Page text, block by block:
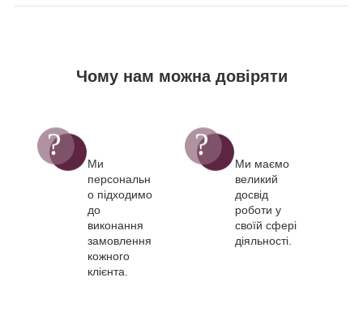
Чому нам можна довіряти
Ми
персональн
о підходимо
до
виконання
замовлення
кожного
клієнта.
Ми маємо
великий
досвід
роботи у
своїй сфері
діяльності.